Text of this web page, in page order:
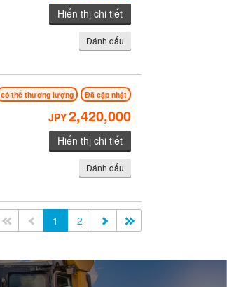
Hiển thị chi tiết
Đánh dấu
có thể thương lượng Đã cập nhật
JPY2,420,000
Hiển thị chi tiết
Đánh dấu
<< 1 2